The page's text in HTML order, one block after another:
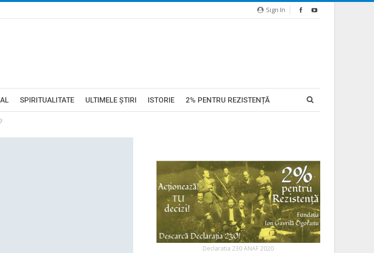
Sign In
SPIRITUALITATE ULTIMELE ŞTIRI ISTORIE 2% PENTRU REZISTENȚĂ
Declaratia 230 ANAF 2020